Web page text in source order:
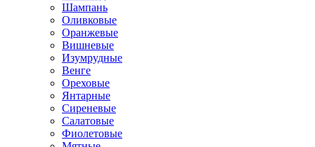
Шампань
Оливковые
Оранжевые
Вишневые
Изумрудные
Венге
Ореховые
Янтарные
Сиреневые
Салатовые
Фиолетовые